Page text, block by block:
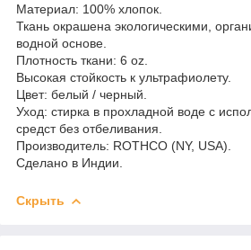
Материал: 100% хлопок.
Ткань окрашена экологическими,
водной основе.
Плотность ткани: 6 oz.
Высокая стойкость к ультрафиолету.
Цвет: белый / черный.
Уход: стирка в прохладной воде с
средст без отбеливания.
Производитель: ROTHCO (NY, USA).
Сделано в Индии.
Скрыть